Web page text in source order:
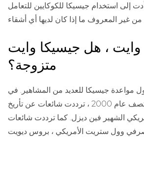
إلى استخدام جيسيكا للكوكايين للتعامل
وايت ، هل جيسيكا وايت
متزوجة؟
مواعدة جيسيكا للعديد من المشاهير. في
البداية ، في منتصف عام 2000 ، ترددت شائعات عن تأريخ
الشهير فين ديزل. كما ترددت شائعات